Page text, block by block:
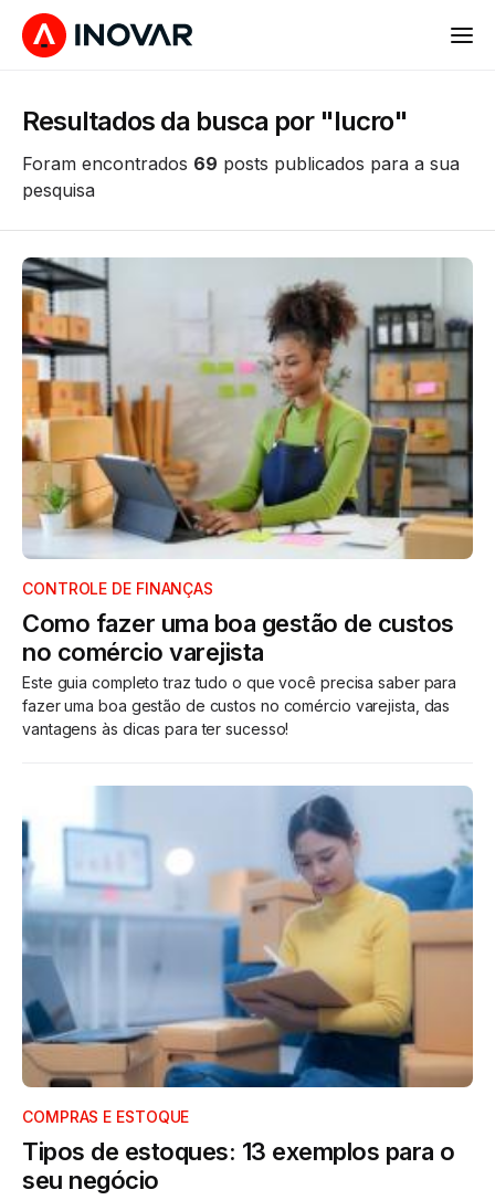
Resultados da busca por "lucro"
Foram encontrados 69 posts publicados para a sua
pesquisa
CONTROLE DE FINANÇAS
Como fazer uma boa gestão de custos
no comércio varejista
Este guia completo traz tudo o que você precisa saber para
fazer uma boa gestão de custos no comércio varejista, das
vantagens às dicas para ter sucesso!
COMPRAS E ESTOQUE
Tipos de estoques: 13 exemplos para o
seu negócio